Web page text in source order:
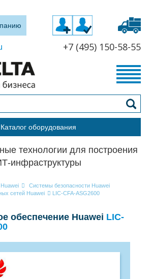
+7 (495) 150-58-55
Каталог оборудования
технологии для построения
инфраструктуры
Huawei
Системы безопасности Huawei
сетей Huawei
LIC-CFA-ASG2600
обеспечение Huawei LIC-